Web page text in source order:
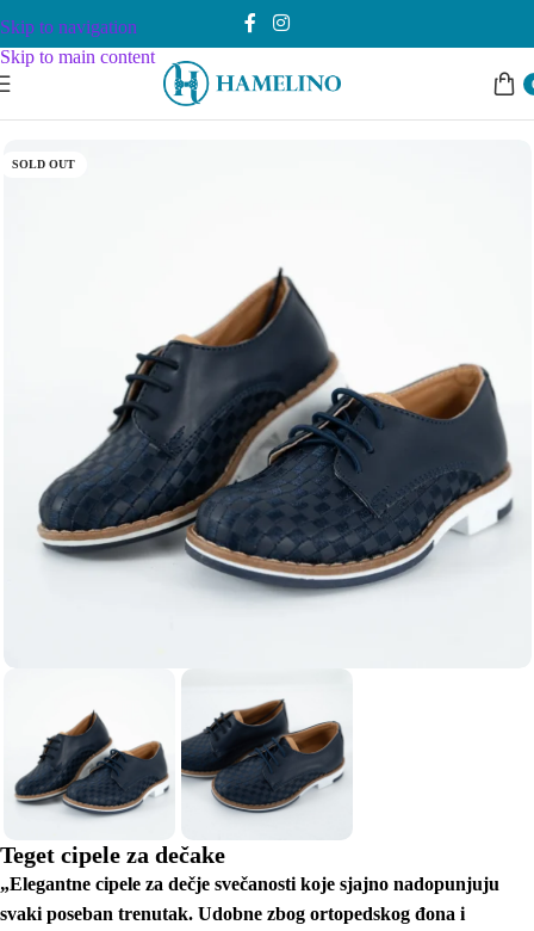
Skip to navigation
Skip to main content
Obuća 19-25
SOLD OUT
Teget cipele za dečake
„Elegantne cipele za dečje svečanosti koje sjajno nadopunjuju
svaki poseban trenutak. Udobne zbog ortopedskog đona i